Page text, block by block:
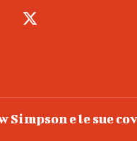
Simpson e le sue